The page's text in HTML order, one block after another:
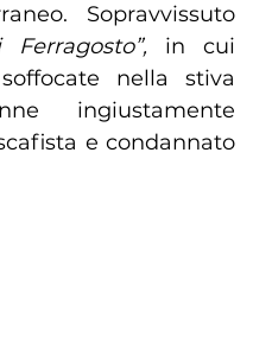
Sopravvissuto
in cui
nella stiva
ingiustamente
e condannato